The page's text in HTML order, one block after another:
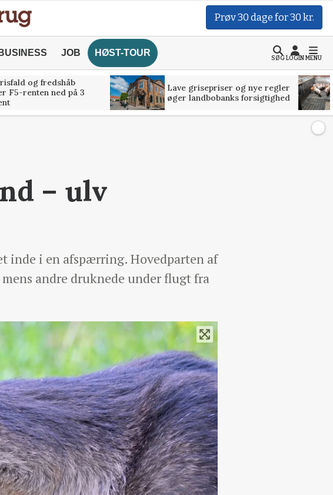
Prøv 30 dage for 30 kr.
BUSINESS JOB HØST-TOUR
SØGLOGINMENU
og fredshåb
F5-renten ned på 3
Lave grisepriser og nye regler
øger landbobanks forsigtighed
– ulv
inde i en afspærring. Hovedparten af
andre druknede under flugt fra